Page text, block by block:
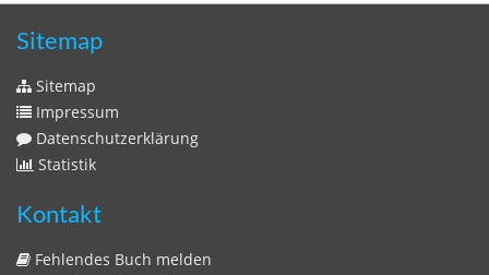
Zeitschriften